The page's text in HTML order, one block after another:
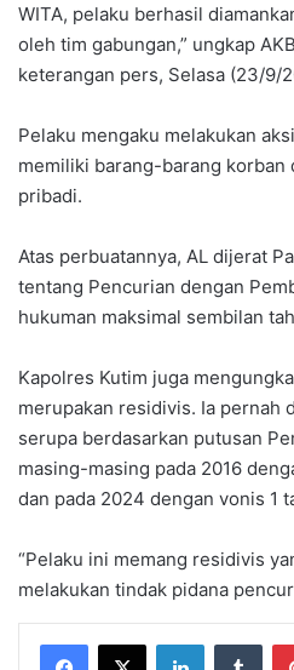
WITA, pelaku berhasil
oleh tim gabungan,” ungkap
keterangan pers, Selasa (23/9/
Pelaku mengaku melakukan
memiliki barang-barang
pribadi.
Atas perbuatannya, AL dijerat
tentang Pencurian dengan
hukuman maksimal sembilan
Kapolres Kutim juga
merupakan residivis. Ia pernah
serupa berdasarkan putusan
masing-masing pada 2016
dan pada 2024 dengan vonis 1
“Pelaku ini memang residivis
melakukan tindak pidana
LinkedIn